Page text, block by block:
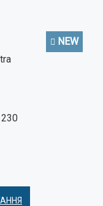
NEW
230